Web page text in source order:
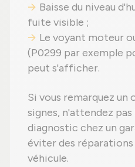
Baisse du niveau
fuite visible ;
Le voyant moteur
(P0299 par exemple
peut s'afficher.
Si vous remarquez un
signes, n'attendez pas
diagnostic chez un
éviter des
véhicule.